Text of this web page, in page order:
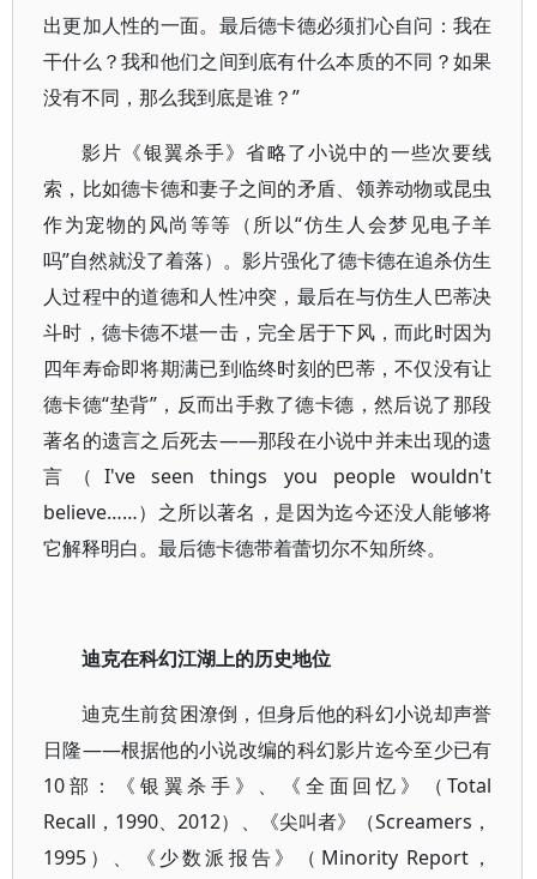
出更加人性的一面。最后德卡德必须扪心自问：我在
干什么？我和他们之间到底有什么本质的不同？如果
没有不同，那么我到底是谁？”
影片《银翼杀手》省略了小说中的一些次要线
索，比如德卡德和妻子之间的矛盾、领养动物或昆虫
作为宠物的风尚等等（所以“仿生人会梦见电子羊
吗”自然就没了着落）。影片强化了德卡德在追杀仿生
人过程中的道德和人性冲突，最后在与仿生人巴蒂决
斗时，德卡德不堪一击，完全居于下风，而此时因为
四年寿命即将期满已到临终时刻的巴蒂，不仅没有让
德卡德“垫背”，反而出手救了德卡德，然后说了那段
著名的遗言之后死去——那段在小说中并未出现的遗
言（I've seen things you people wouldn't
believe……）之所以著名，是因为迄今还没人能够将
它解释明白。最后德卡德带着蕾切尔不知所终。
迪克在科幻江湖上的历史地位
迪克生前贫困潦倒，但身后他的科幻小说却声誉
日隆——根据他的小说改编的科幻影片迄今至少已有
10部：《银翼杀手》、《全面回忆》（Total
Recall，1990、2012）、《尖叫者》（Screamers，
1995）、《少数派报告》（Minority Report，